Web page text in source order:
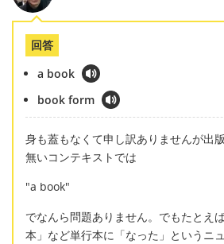
回答
a book
book form
身も蓋もなくて申し訳ありませんが出
無いコンテキストでは
"a book"
でなんら問題ありません。でもたとえ
本」など単行本に「なった」というニ